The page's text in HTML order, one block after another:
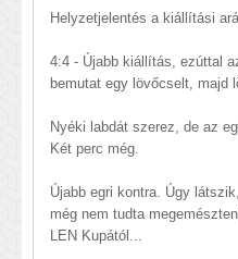
Helyzetjelentés a kiállítási
4:4 - Újabb kiállítás, ezúttal
bemutat egy lövőcselt, majd
Nyéki labdát szerez, de az
Két perc még.
Újabb egri kontra. Úgy
még nem tudta
LEN Kupától...